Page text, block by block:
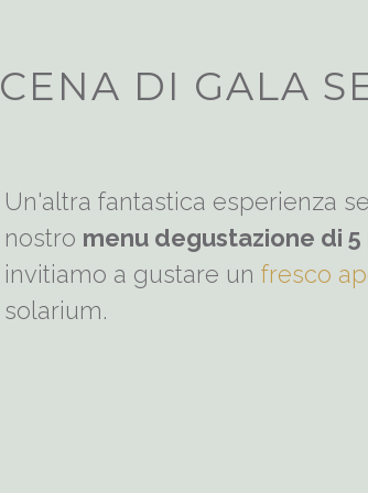
CENA DI GALA
Un'altra fantastica esperienza
nostro menu degustazione di
invitiamo a gustare un fresco
solarium.